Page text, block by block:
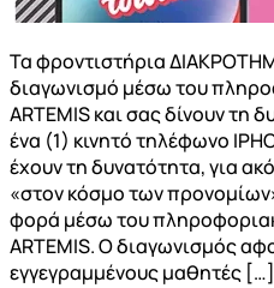
Τα φροντιστήρια
διαγωνισμό μέσω του
ARTEMIS και σας δίνουν τη
ένα (1) κινητό τηλέφωνο
έχουν τη δυνατότητα, για
«στον κόσμο των
φορά μέσω του
ARTEMIS. Ο διαγωνισμός
εγγεγραμμένους μαθητές […]